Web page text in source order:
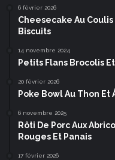
6 février 2026
Cheesecake Au
Biscuits
14 novembre 2024
Petits Flans Brocolis
20 février 2026
Poke Bowl Au Thon Et
6 novembre 2025
Rôti De Porc Aux
Rouges Et Panais
17 février 2026